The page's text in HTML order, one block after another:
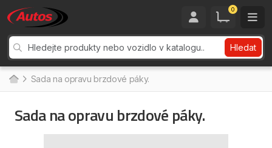
0
Hledat
Sada na opravu brzdové páky.
Sada na opravu brzdové páky.